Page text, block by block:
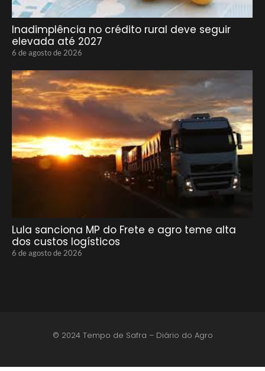
Inadimplência no crédito rural deve seguir
elevada até 2027
6 de agosto de 2026
Lula sanciona MP do Frete e agro teme alta
dos custos logísticos
6 de agosto de 2026
© 2024 Tempo de Safra – Diário do Agro